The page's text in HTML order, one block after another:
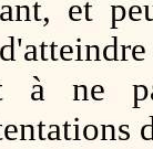
et
à ne